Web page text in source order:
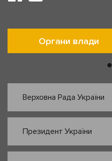
Органи влади
Верховна Рада України
Президент України